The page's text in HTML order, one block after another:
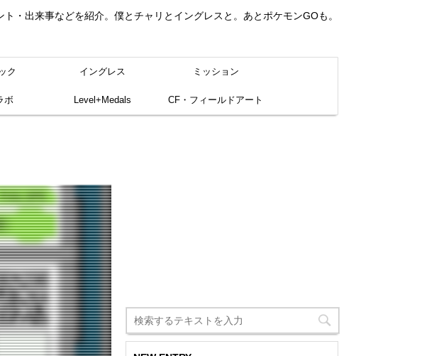
・出来事などを紹介。僕とチャリとイングレスと。あとポケモンGOも。
ク イングレス ミッション
ボ Level+Medals CF・フィールドアート